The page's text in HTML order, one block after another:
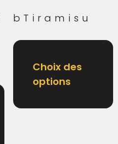
bTiramisu
Choix des
options